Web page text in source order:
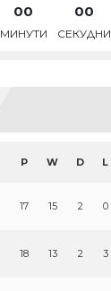
00
МИНУТИ
00
СЕКУДНИ
P W D L
17 15 2 0
18 13 2 3